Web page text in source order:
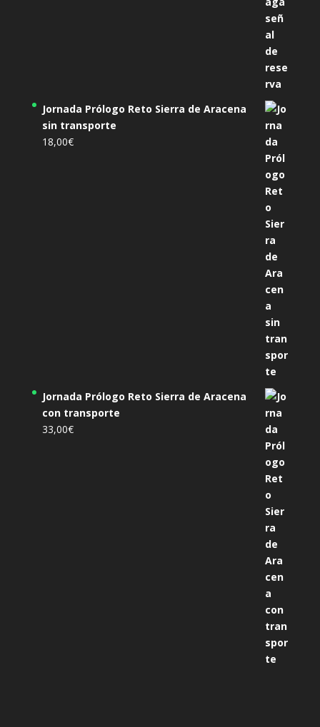
Jornada Prólogo Reto Sierra de Aracena
sin transporte
18,00€
Jornada Prólogo Reto Sierra de Aracena
con transporte
33,00€